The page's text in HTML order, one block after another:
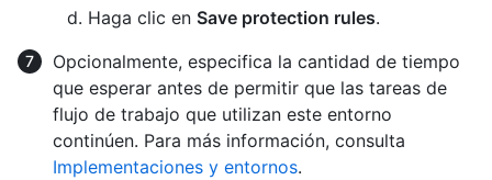
Haga clic en Save protection rules.
Opcionalmente, especifica la cantidad de tiempo
que esperar antes de permitir que las tareas de
flujo de trabajo que utilizan este entorno
continúen. Para más información, consulta
Implementaciones y entornos.